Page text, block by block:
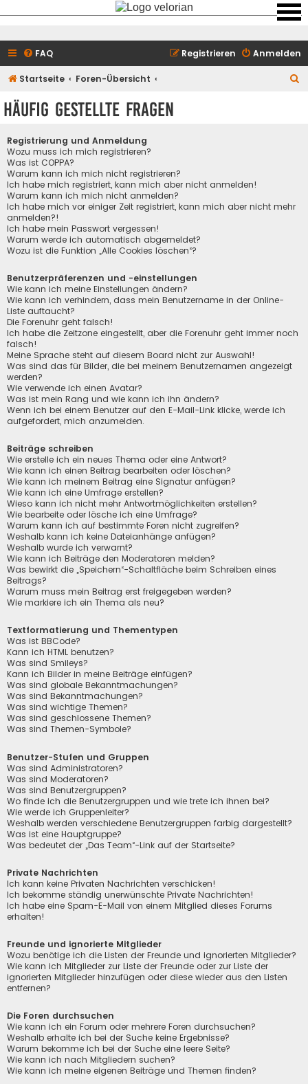
FAQ Anmelden
Registrieren
Startseite Foren-Übersicht
Häufig gestellte Fragen
Registrierung und Anmeldung
Wozu muss ich mich registrieren?
Was ist COPPA?
Warum kann ich mich nicht registrieren?
Ich habe mich registriert, kann mich aber nicht anmelden!
Warum kann ich mich nicht anmelden?
Ich habe mich vor einiger Zeit registriert, kann mich aber nicht mehr
anmelden?!
Ich habe mein Passwort vergessen!
Warum werde ich automatisch abgemeldet?
Wozu ist die Funktion „Alle Cookies löschen“?
Benutzerpräferenzen und -einstellungen
Wie kann ich meine Einstellungen ändern?
Wie kann ich verhindern, dass mein Benutzername in der Online-
Liste auftaucht?
Die Forenuhr geht falsch!
Ich habe die Zeitzone eingestellt, aber die Forenuhr geht immer noch
falsch!
Meine Sprache steht auf diesem Board nicht zur Auswahl!
Was sind das für Bilder, die bei meinem Benutzernamen angezeigt
werden?
Wie verwende ich einen Avatar?
Was ist mein Rang und wie kann ich ihn ändern?
Wenn ich bei einem Benutzer auf den E-Mail-Link klicke, werde ich
aufgefordert, mich anzumelden.
Beiträge schreiben
Wie erstelle ich ein neues Thema oder eine Antwort?
Wie kann ich einen Beitrag bearbeiten oder löschen?
Wie kann ich meinem Beitrag eine Signatur anfügen?
Wie kann ich eine Umfrage erstellen?
Wieso kann ich nicht mehr Antwortmöglichkeiten erstellen?
Wie bearbeite oder lösche ich eine Umfrage?
Warum kann ich auf bestimmte Foren nicht zugreifen?
Weshalb kann ich keine Dateianhänge anfügen?
Weshalb wurde ich verwarnt?
Wie kann ich Beiträge den Moderatoren melden?
Was bewirkt die „Speichern“-Schaltfläche beim Schreiben eines
Beitrags?
Warum muss mein Beitrag erst freigegeben werden?
Wie markiere ich ein Thema als neu?
Textformatierung und Thementypen
Was ist BBCode?
Kann ich HTML benutzen?
Was sind Smileys?
Kann ich Bilder in meine Beiträge einfügen?
Was sind globale Bekanntmachungen?
Was sind Bekanntmachungen?
Was sind wichtige Themen?
Was sind geschlossene Themen?
Was sind Themen-Symbole?
Benutzer-Stufen und Gruppen
Was sind Administratoren?
Was sind Moderatoren?
Was sind Benutzergruppen?
Wo finde ich die Benutzergruppen und wie trete ich ihnen bei?
Wie werde ich Gruppenleiter?
Weshalb werden verschiedene Benutzergruppen farbig dargestellt?
Was ist eine Hauptgruppe?
Was bedeutet der „Das Team“-Link auf der Startseite?
Private Nachrichten
Ich kann keine Privaten Nachrichten verschicken!
Ich bekomme ständig unerwünschte Private Nachrichten!
Ich habe eine Spam-E-Mail von einem Mitglied dieses Forums
erhalten!
Freunde und ignorierte Mitglieder
Wozu benötige ich die Listen der Freunde und ignorierten Mitglieder?
Wie kann ich Mitglieder zur Liste der Freunde oder zur Liste der
ignorierten Mitglieder hinzufügen oder diese wieder aus den Listen
entfernen?
Die Foren durchsuchen
Wie kann ich ein Forum oder mehrere Foren durchsuchen?
Weshalb erhalte ich bei der Suche keine Ergebnisse?
Warum bekomme ich bei der Suche eine leere Seite?
Wie kann ich nach Mitgliedern suchen?
Wie kann ich meine eigenen Beiträge und Themen finden?